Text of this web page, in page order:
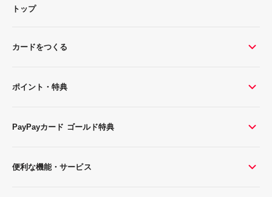
トップ
カードをつくる
ポイント・特典
PayPayカード ゴールド特典
便利な機能・サービス